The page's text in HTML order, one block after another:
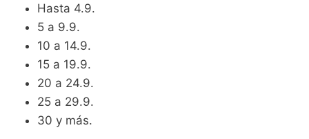
Hasta 4.9.
5 a 9.9.
10 a 14.9.
15 a 19.9.
20 a 24.9.
25 a 29.9.
30 y más.